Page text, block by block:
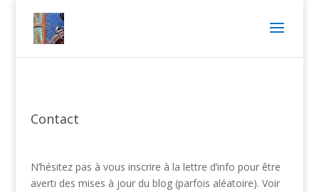
Contact
N’hésitez pas à vous inscrire à la lettre d’info pour être
averti des mises à jour du blog (parfois aléatoire). Voir